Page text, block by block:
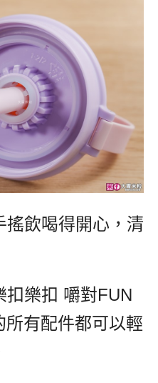
搖飲喝得開心，清
扣樂扣 嚼對FUN
所有配件都可以輕